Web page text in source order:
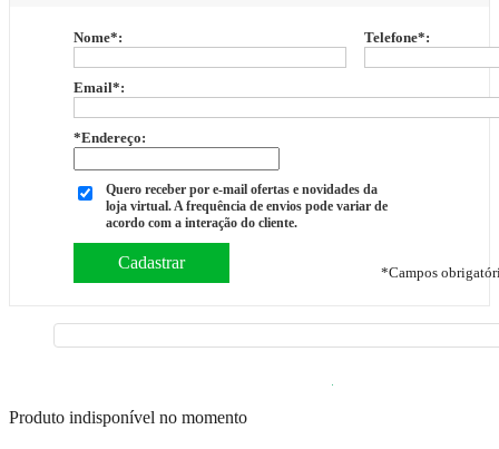
Nome*: Telefone*:
Email*:
*Endereço:
Quero receber por e-mail ofertas e novidades da
loja virtual. A frequência de envios pode variar de
acordo com a interação do cliente.
*Campos
Produto indisponível no momento